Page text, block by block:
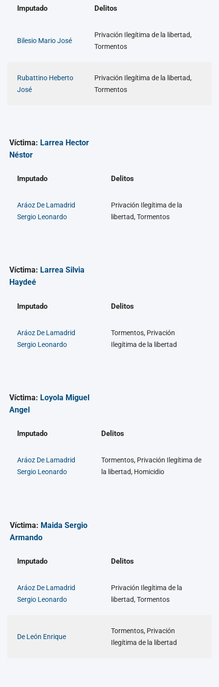
Imputado Delitos
Bilesio Mario José
Privación Ilegítima de la libertad,
Tormentos
Rubattino Heberto
José
Privación Ilegítima de la libertad,
Tormentos
Víctima: Larrea Hector
Néstor
Imputado Delitos
Aráoz De Lamadrid
Sergio Leonardo
Privación Ilegítima de la
libertad, Tormentos
Víctima: Larrea Silvia
Haydeé
Imputado Delitos
Aráoz De Lamadrid
Sergio Leonardo
Tormentos, Privación
Ilegítima de la libertad
Víctima: Loyola Miguel
Angel
Imputado Delitos
Aráoz De Lamadrid
Sergio Leonardo
Tormentos, Privación Ilegítima de
la libertad, Homicidio
Víctima: Maida Sergio
Armando
Imputado Delitos
Aráoz De Lamadrid
Sergio Leonardo
Privación Ilegítima de la
libertad, Tormentos
De León Enrique
Tormentos, Privación
Ilegítima de la libertad